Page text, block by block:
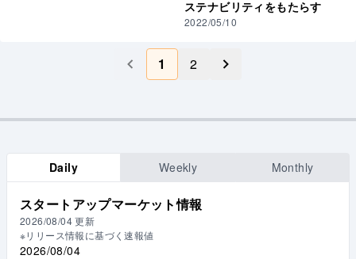
ステナビリティをもたらす
2022/05/10
1 2
Daily Weekly Monthly
スタートアップマーケット情報
2026/08/04 更新
※リリース情報に基づく速報値
2026/08/04